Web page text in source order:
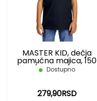
MASTER KID, dečja
pamučna majica, 150
g/m2, plava, 10
Dostupno
279,90RSD